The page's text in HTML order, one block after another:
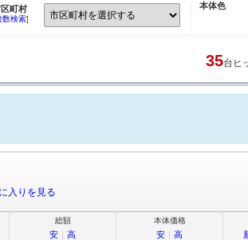
町村
数検索]
本体色
35台ヒ
入りを見る
総額
安 ｜ 高
本体価格
安 ｜ 高